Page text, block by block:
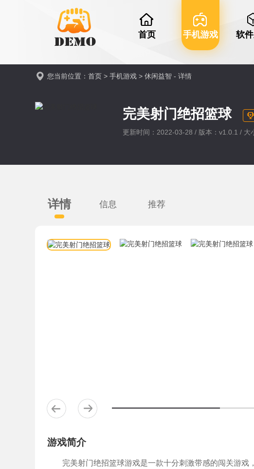
首页 手机游戏 软
您当前位置： 首页 > 手机游戏 > 休闲益智 - 详情
完美射门绝招篮球
更新时间：2022-03-28 / 版本：v1.0.1 / 大
详情 信息 推荐
游戏简介
完美射门绝招篮球游戏是一款十分刺激带感的闯关游